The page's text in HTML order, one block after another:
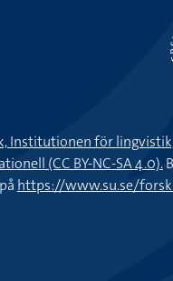
Institutionen för
(CC BY-NC-SA 4.0).
https://www.su.se/